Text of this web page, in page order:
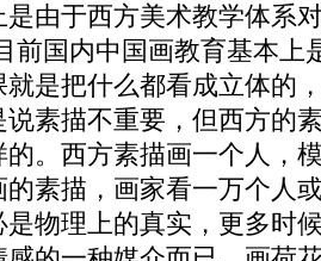
由于西方美术教学体系
前国内中国画教育基本上
是把什么都看成立体的
素描不重要，但西方的
。西方素描画一个人，
素描，画家看一万个人
是物理上的真实，更多时